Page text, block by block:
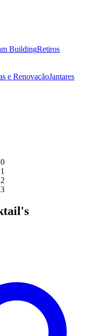
BuildingRetiros
e RenovaçãoJantares